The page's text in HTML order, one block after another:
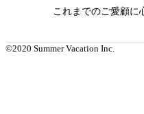
これまでのご愛顧に
©2020 Summer Vacation Inc.